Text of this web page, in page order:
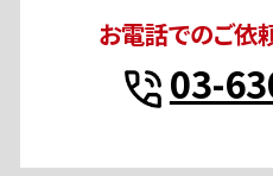
お電話でのご依
03-